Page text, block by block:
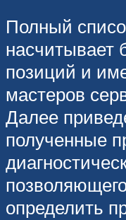
Полный
насчитывает
позиций и
мастеров
Далее
полученные
определить